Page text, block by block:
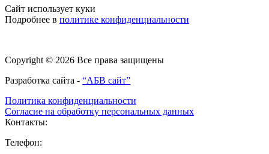
Сайт использует куки
Подробнее в политике конфиденциальности
Copyright © 2026 Все права защищены
Разработка сайта - “АБВ сайт”
Политика конфиденциальности
Согласие на обработку персональных данных
Контакты:
Телефон: